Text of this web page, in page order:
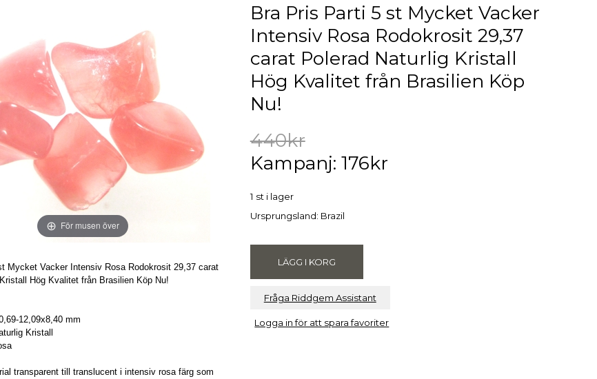
För musen över
Mycket Vacker Intensiv Rosa Rodokrosit 29,37 carat
Hög Kvalitet från Brasilien Köp Nu!
12,09x8,40 mm
Kristall
transparent till translucent i intensiv rosa färg som
Bra Pris Parti 5 st Mycket Vacker
Intensiv Rosa Rodokrosit 29,37
carat Polerad Naturlig Kristall
Hög Kvalitet från Brasilien Köp
Nu!
440kr
Kampanj: 176kr
1 st i lager
Ursprungsland: Brazil
Fråga Riddgem Assistant
Logga in för att spara favoriter